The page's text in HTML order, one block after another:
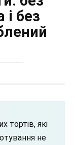
і без
тортів, які
не